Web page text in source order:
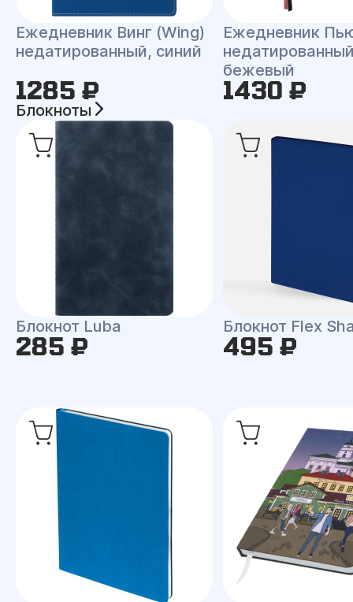
Ежедневник Винг (Wing)
недатированный, синий
1285 ₽
Ежедневник
бежевый
1430 ₽
Блокноты
Блокнот Luba
285 ₽
Блокнот Flex
495 ₽